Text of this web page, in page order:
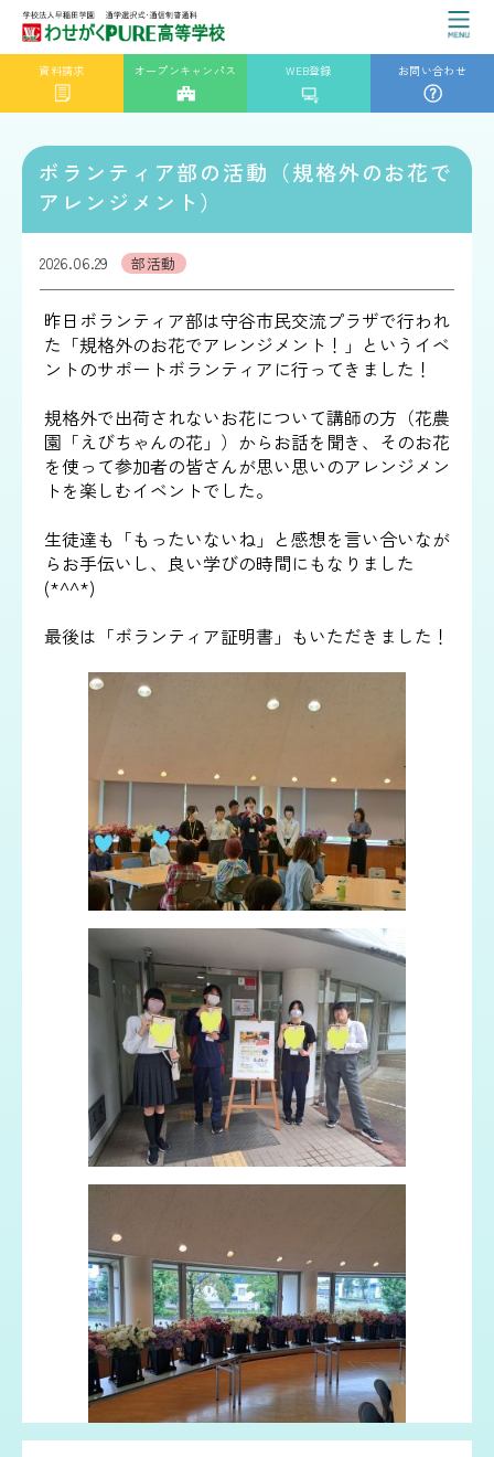
資料請求 オープンキャンパス WEB登録 お問い合わせ
ボランティア部の活動（規格外のお花で
アレンジメント）
2026.06.29 部活動
昨日ボランティア部は守谷市民交流プラザで行われ
た「規格外のお花でアレンジメント！」というイベ
ントのサポートボランティアに行ってきました！
規格外で出荷されないお花について講師の方（花農
園「えびちゃんの花」）からお話を聞き、そのお花
を使って参加者の皆さんが思い思いのアレンジメン
トを楽しむイベントでした。
生徒達も「もったいないね」と感想を言い合いなが
らお手伝いし、良い学びの時間にもなりました
(*^^*)
最後は「ボランティア証明書」もいただきました！